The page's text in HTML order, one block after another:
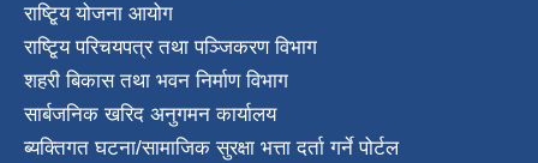
राष्टि्ृय योजना आयोग
राष्टि्ृय परिचयपत्र तथा पञ्जिकरण विभाग
शहरी बिकास तथा भवन निर्माण विभाग
सार्बजनिक खरिद अनुगमन कार्यालय
ब्यक्तिगत घटना/सामाजिक सुरक्षा भत्ता दर्ता गर्ने पोर्टल